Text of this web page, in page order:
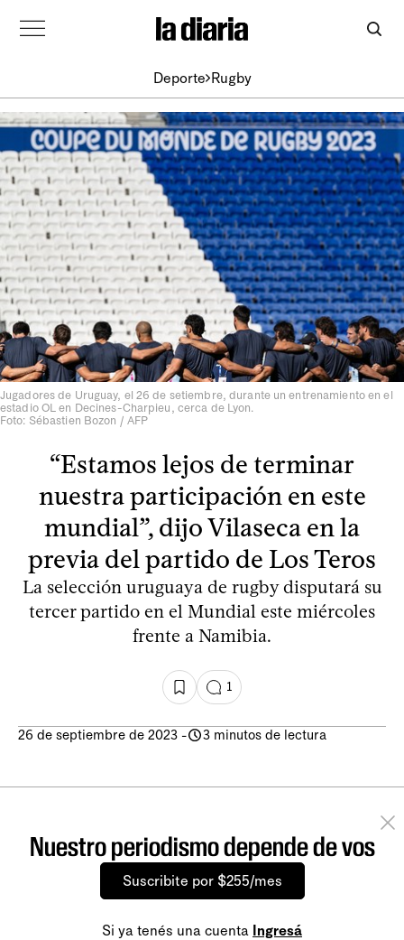
Deporte Rugby
Jugadores de Uruguay, el 26 de setiembre, durante un entrenamiento en el
estadio OL en Decines-Charpieu, cerca de Lyon.
Foto: Sébastien Bozon / AFP
“Estamos lejos de terminar
nuestra participación en este
mundial”, dijo Vilaseca en la
previa del partido de Los Teros
La selección uruguaya de rugby disputará su
tercer partido en el Mundial este miércoles
frente a Namibia.
1
26 de septiembre de 2023 - 3 minutos de lectura
Nuestro periodismo depende de vos
Suscribite por $255/mes
Si ya tenés una cuenta Ingresá